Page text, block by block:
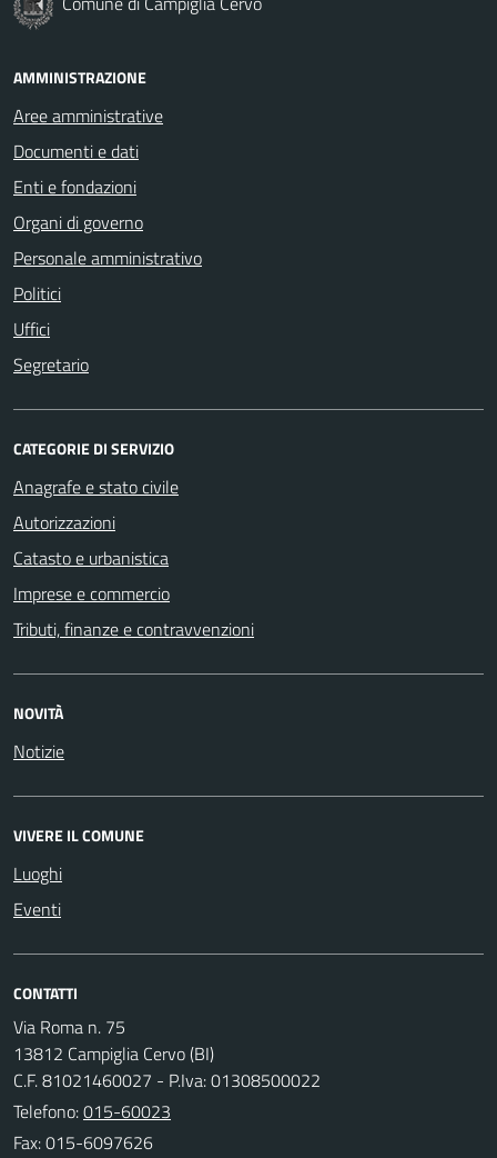
AMMINISTRAZIONE
Aree amministrative
Documenti e dati
Enti e fondazioni
Organi di governo
Personale amministrativo
Politici
Uffici
Segretario
CATEGORIE DI SERVIZIO
Anagrafe e stato civile
Autorizzazioni
Catasto e urbanistica
Imprese e commercio
Tributi, finanze e contravvenzioni
NOVITÀ
Notizie
VIVERE IL COMUNE
Luoghi
Eventi
CONTATTI
Via Roma n. 75
13812 Campiglia Cervo (BI)
C.F. 81021460027 - P.Iva: 01308500022
Telefono:015-60023
Fax: 015-6097626